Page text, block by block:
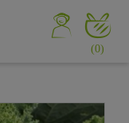
(0)